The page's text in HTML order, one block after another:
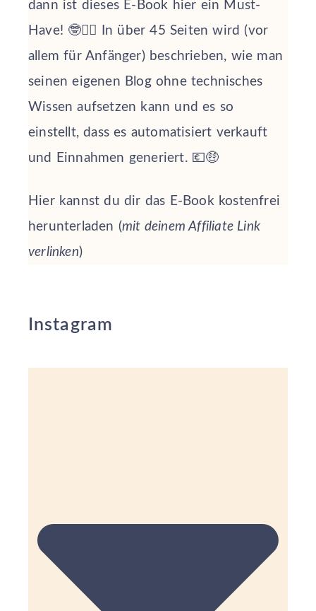
dann ist dieses E-Book hier ein Must-
Have! 🤓☝🏻 In über 45 Seiten wird (vor
allem für Anfänger) beschrieben, wie man
seinen eigenen Blog ohne technisches
Wissen aufsetzen kann und es so
einstellt, dass es automatisiert verkauft
und Einnahmen generiert. 💶🤑
Hier kannst du dir das E-Book kostenfrei
herunterladen (mit deinem Affiliate Link
verlinken)
Instagram